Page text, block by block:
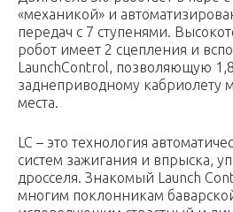
«механикой» и
передач с 7 ступенями.
робот имеет 2 сцепления и
LaunchControl, позволяющую
заднеприводному кабриолету
места.
LC – это технология
систем зажигания и впрыска,
дросселя. Знакомый Launch
многим поклонникам